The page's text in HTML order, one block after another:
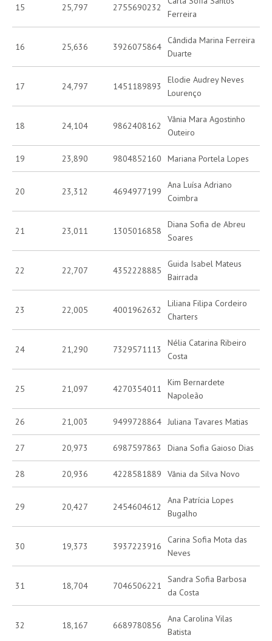
15 25,797 2755690232
Ferreira
16 25,636 3926075864
Cândida Marina Ferreira
Duarte
17 24,797 1451189893
Elodie Audrey Neves
Lourenço
18 24,104 9862408162
Vânia Mara Agostinho
Outeiro
19 23,890 9804852160 Mariana Portela Lopes
20 23,312 4694977199
Ana Luísa Adriano
Coimbra
21 23,011 1305016858
Diana Sofia de Abreu
Soares
22 22,707 4352228885
Guida Isabel Mateus
Bairrada
23 22,005 4001962632
Liliana Filipa Cordeiro
Charters
24 21,290 7329571113
Nélia Catarina Ribeiro
Costa
25 21,097 4270354011
Kim Bernardete
Napoleão
26 21,003 9499728864 Juliana Tavares Matias
27 20,973 6987597863 Diana Sofia Gaioso Dias
28 20,936 4228581889 Vânia da Silva Novo
29 20,427 2454604612
Ana Patrícia Lopes
Bugalho
30 19,373 3937223916
Carina Sofia Mota das
Neves
31 18,704 7046506221
Sandra Sofia Barbosa
da Costa
32 18,167 6689780856
Ana Carolina Vilas
Batista